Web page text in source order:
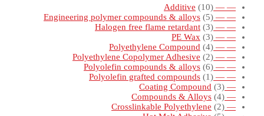
— — Additive
(10)
— — Engineering polymer compounds & alloys
(5)
— — Halogen free flame retardant
(3)
— — PE Wax
(3)
— — Polyethylene Compound
(4)
— — Polyethylene Copolymer Adhesive
(2)
— — Polyolefin compounds & alloys
(6)
— — Polyolefin grafted compounds
(1)
— Coating Compound
(3)
— Compounds & Alloys
(4)
— Crosslinkable Polyethylene
(2)